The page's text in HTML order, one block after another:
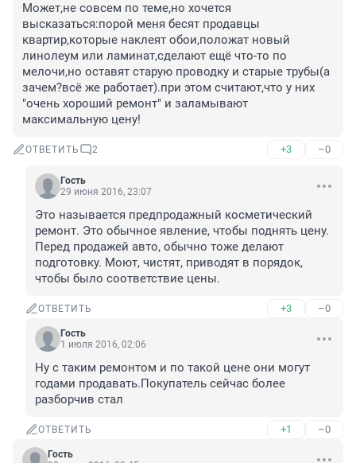
Может,не совсем по теме,но хочется
высказаться:порой меня бесят продавцы
квартир,которые наклеят обои,положат новый
линолеум или ламинат,сделают ещё что-то по
мелочи,но оставят старую проводку и старые трубы(а
зачем?всё же работает).при этом считают,что у них
"очень хороший ремонт" и заламывают
максимальную цену!
ОТВЕТИТЬ 2 +3 –0
Гость
29 июня 2016, 23:07
Это называется предпродажный косметический
ремонт. Это обычное явление, чтобы поднять цену.
Перед продажей авто, обычно тоже делают
подготовку. Моют, чистят, приводят в порядок,
чтобы было соответствие цены.
ОТВЕТИТЬ +3 –0
Гость
1 июля 2016, 02:06
Ну с таким ремонтом и по такой цене они могут
годами продавать.Покупатель сейчас более
разборчив стал
ОТВЕТИТЬ +1 –0
Гость